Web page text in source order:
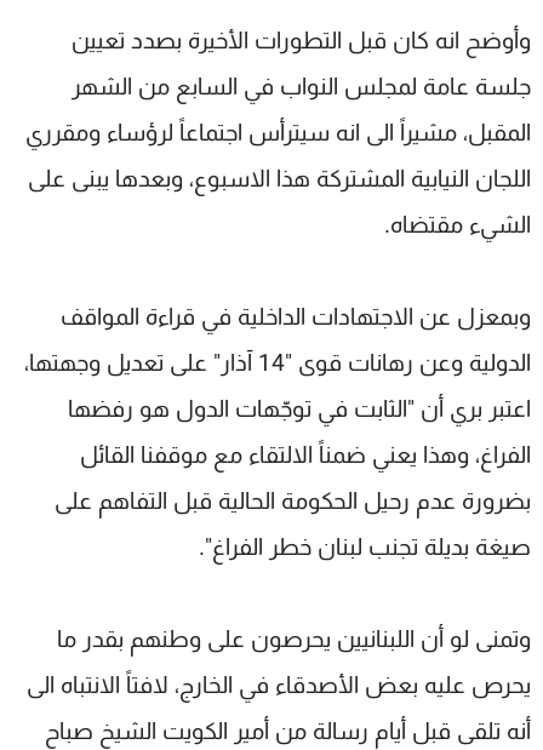
وأوضح انه كان قبل التطورات الأخيرة بصدد تعيين
جلسة عامة لمجلس النواب في السابع من الشهر
المقبل، مشيراً الى انه سيترأس اجتماعاً لرؤساء ومقرري
اللجان النيابية المشتركة هذا الاسبوع، وبعدها يبنى على
الشيء مقتضاه.
وبمعزل عن الاجتهادات الداخلية في قراءة المواقف
الدولية وعن رهانات قوى "14 آذار" على تعديل وجهتها،
اعتبر بري أن "الثابت في توجّهات الدول هو رفضها
الفراغ، وهذا يعني ضمناً الالتقاء مع موقفنا القائل
بضرورة عدم رحيل الحكومة الحالية قبل التفاهم على
صيغة بديلة تجنب لبنان خطر الفراغ".
وتمنى لو أن اللبنانيين يحرصون على وطنهم بقدر ما
يحرص عليه بعض الأصدقاء في الخارج، لافتاً الانتباه الى
أنه تلقى قبل أيام رسالة من أمير الكويت الشيخ صباح